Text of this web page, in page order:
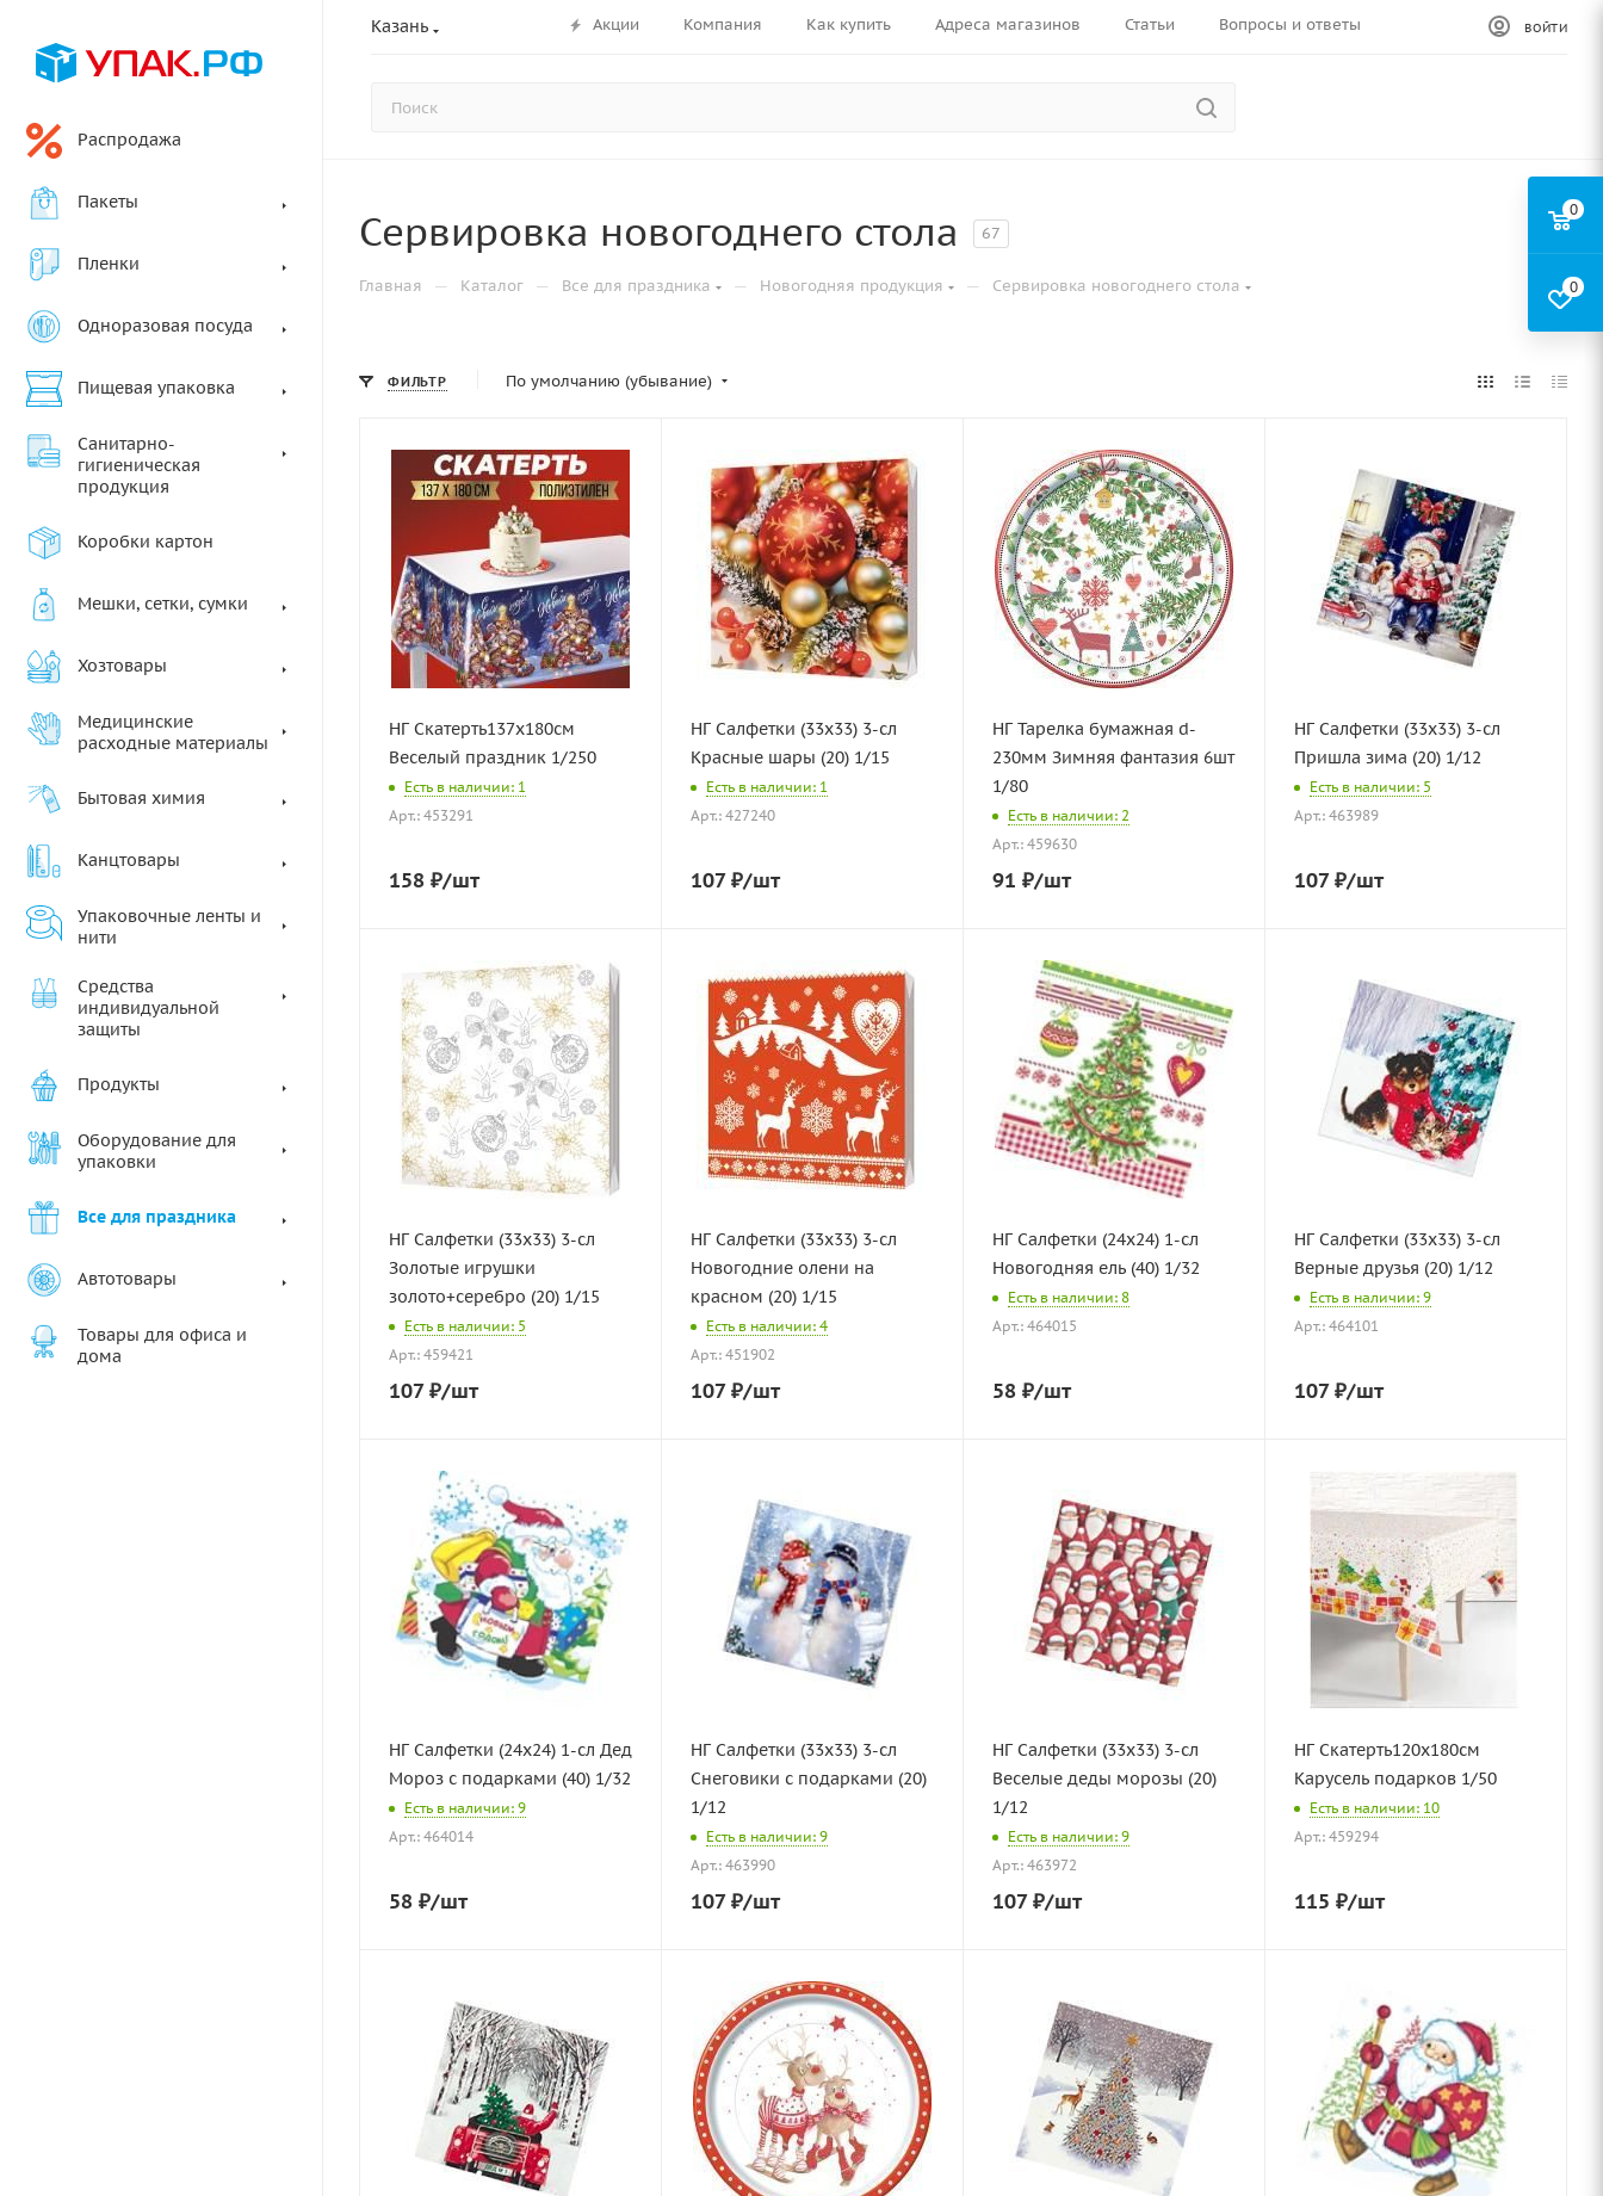
Казань Акции Компания Как купить Адреса магазинов Статьи Вопросы и ответы ВОЙТИ
Распродажа
Пакеты
Пленки
Одноразовая посуда
Пищевая упаковка
Санитарно-
гигиеническая
продукция
Коробки картон
Мешки, сетки, сумки
Хозтовары
Медицинские
расходные материалы
Бытовая химия
Канцтовары
Упаковочные ленты и
нити
Средства
индивидуальной
защиты
Продукты
Оборудование для
упаковки
Все для праздника
Автотовары
Товары для офиса и
дома
Сервировка новогоднего стола 67
Главная — Каталог — Все для праздника — Новогодняя продукция — Сервировка новогоднего стола
ФИЛЬТР По умолчанию (убывание)
НГ Скатерть137х180см
Веселый праздник 1/250
Есть в наличии: 1
Арт.: 453291
158 ₽/шт
НГ Салфетки (33х33) 3-сл
Красные шары (20) 1/15
Есть в наличии: 1
Арт.: 427240
107₽/шт
НГ Тарелка бумажная d-
230мм Зимняя фантазия 6шт
1/80
Есть в наличии: 2
Арт.: 459630
91 ₽/шт
НГ Салфетки (33х33) 3-сл
Пришла зима (20) 1/12
Есть в наличии: 5
Арт.: 463989
107₽/шт
НГ Салфетки (33х33) 3-сл
Золотые игрушки
золото+серебро (20) 1/15
Есть в наличии: 5
Арт.: 459421
107₽/шт
НГ Салфетки (33х33) 3-сл
Новогодние олени на
красном (20) 1/15
Есть в наличии: 4
Арт.: 451902
107₽/шт
НГ Салфетки (24х24) 1-сл
Новогодняя ель (40) 1/32
Есть в наличии: 8
Арт.: 464015
58 ₽/шт
НГ Салфетки (33х33) 3-сл
Верные друзья (20) 1/12
Есть в наличии: 9
Арт.: 464101
107₽/шт
НГ Салфетки (24х24) 1-сл Дед
Мороз с подарками (40) 1/32
Есть в наличии: 9
Арт.: 464014
58 ₽/шт
НГ Салфетки (33х33) 3-сл
Снеговики с подарками (20)
1/12
Есть в наличии: 9
Арт.: 463990
107₽/шт
НГ Салфетки (33х33) 3-сл
Веселые деды морозы (20)
1/12
Есть в наличии: 9
Арт.: 463972
107₽/шт
НГ Скатерть120х180см
Карусель подарков 1/50
Есть в наличии: 10
Арт.: 459294
115 ₽/шт
0
0